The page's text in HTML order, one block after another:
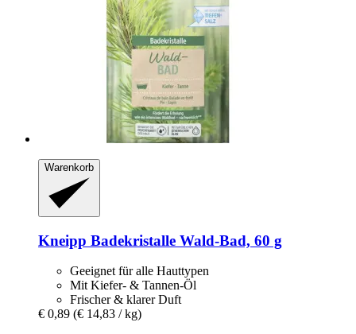
Warenkorb
Kneipp Badekristalle Wald-​Bad, 60 g
Geeignet für alle Hauttypen
Mit Kiefer- & Tannen-Öl
Frischer & klarer Duft
€ 0,89 (€ 14,83 / kg)